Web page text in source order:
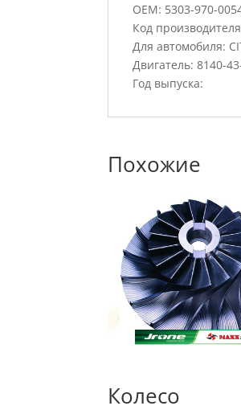
OEM: 5303-970-
Код
Для автомобиля:
Двигатель: 8140-
Год выпуска:
Похожие
Колесо